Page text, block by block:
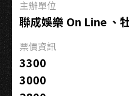
主辦單位
聯成娛樂 On Line 、
票價資訊
3300
3000